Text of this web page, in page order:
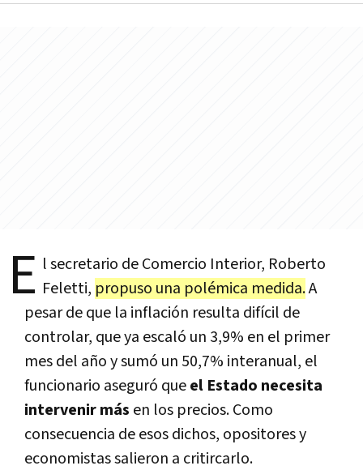
E l secretario de Comercio Interior, Roberto
Feletti, propuso una polémica medida.A
pesar de que la inflación resulta difícil de
controlar, que ya escaló un 3,9% en el primer
mes del año y sumó un 50,7% interanual, el
funcionario aseguró queel Estado necesita
intervenir más en los precios. Como
consecuencia de esos dichos, opositores y
economistas salieron a critircarlo.